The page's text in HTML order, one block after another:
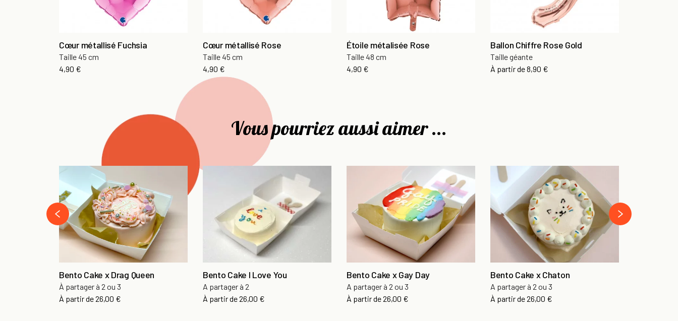
Cœur métallisé Fuchsia
Taille 45 cm
Prix
4,90 €
Cœur métallisé Rose
Taille 45 cm
Prix
4,90 €
Étoile métalisée Rose
Taille 48 cm
Prix
4,90 €
Ballon Chiffre Rose Gold
Taille géante
À partir dePrix
8,90 €
Vous pourriez aussi aimer ...
Bento Cake x Drag Queen
À partager à 2 ou 3
À partir de26,00 €
Bento Cake I Love You
A partager à 2
À partir de26,00 €
Bento Cake x Gay Day
A partager à 2 ou 3
À partir de26,00 €
Bento Cake x Chaton
A partager à 2 ou 3
À partir de26,00 €
‹
›